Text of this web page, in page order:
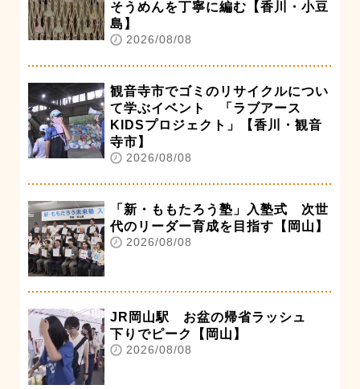
そうめんを丁寧に編む【香川・小豆
島】
2026/08/08
観音寺市でゴミのリサイクルについ
て学ぶイベント 「ラブアース
KIDSプロジェクト」【香川・観音
寺市】
2026/08/08
「新・ももたろう塾」入塾式 次世
代のリーダー育成を目指す【岡山】
2026/08/08
JR岡山駅 お盆の帰省ラッシュ
下りでピーク【岡山】
2026/08/08